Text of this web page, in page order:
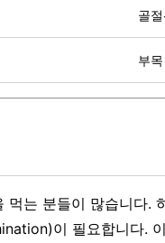
골
부
는 분들이 많습니다.
이 필요합니다.